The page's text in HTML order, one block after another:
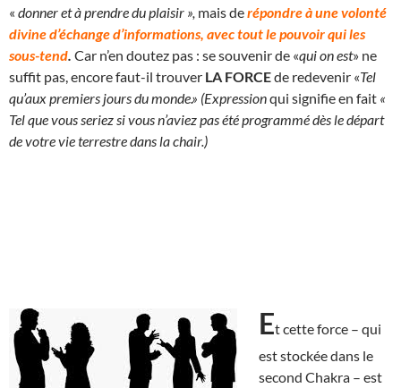
« donner et à prendre du plaisir », mais derépondre à une volonté
divine d’échange d’informations, avec tout le pouvoir qui les
sous-tend Car n’en doutez pas : se souvenir de «qui on est» ne
suffit pas, encore faut-il trouver LA FORCEde redevenir «Tel
qu’aux premiers jours du monde.» (Expressionqui signifie en fait «
Tel que vous seriez si vous n’aviez pas été programmé dès le départ
de votre vie terrestre dans la chair.)
Et cette force – qui
est stockée dans le
second Chakra – est